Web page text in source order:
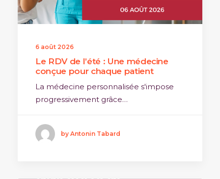
6 août 2026
Le RDV de l’été : Une médecine
conçue pour chaque patient
La médecine personnalisée s'impose
progressivement grâce…
by Antonin Tabard